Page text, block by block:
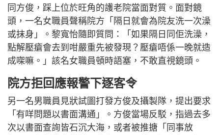
同方俊，踩上位於旺角的護老院當面對質。面對鏡
頭，一名女職員聲稱院方「隔日就會為院友洗一次澡
或抹身」。黎寬怡隨即質問：「如果隔日同佢洗澡，
點解壓瘡會去到咁嚴重先被發現？壓瘡唔係一晚就造
成㗎嘛。」該名女職員頓時語塞，不敢直視鏡頭。
院方拒回應報警下逐客令
另一名男職員見狀試圖打發方俊及攝製隊，提出要求
「有咩問題以書面溝通」。方俊當場反駁，指過去多
次以書面查詢皆石沉大海，或者被推搪「同事放